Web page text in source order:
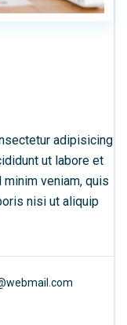
adipisicing
ut labore et
minim veniam, quis
nisi ut aliquip